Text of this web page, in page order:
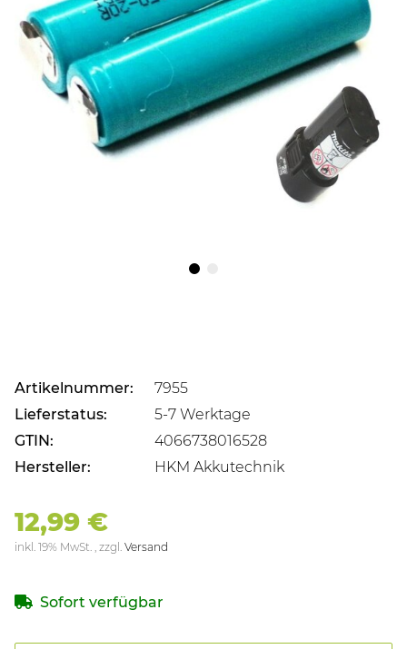
Artikelnummer:
7955
Lieferstatus:
5-7 Werktage
GTIN:
4066738016528
Hersteller:
HKM Akkutechnik
12,99 €
inkl. 19% MwSt. , zzgl. Versand
Sofort verfügbar